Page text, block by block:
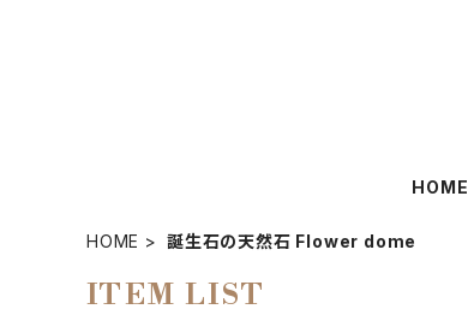
HOME
HOME 誕生石の天然石 Flower dome
ITEM LIST